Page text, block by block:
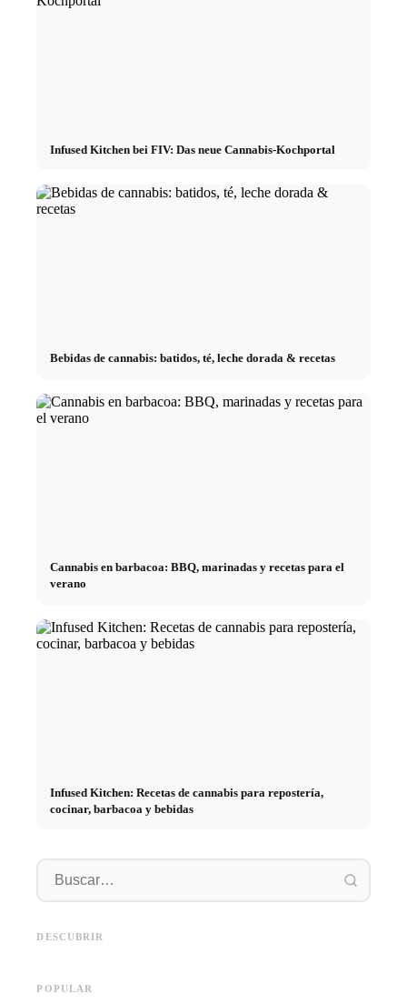
Infused Kitchen bei FIV: Das neue Cannabis-Kochportal
Bebidas de cannabis: batidos, té, leche dorada & recetas
Cannabis en barbacoa: BBQ, marinadas y recetas para el
verano
Infused Kitchen: Recetas de cannabis para repostería,
cocinar, barbacoa y bebidas
DESCUBRIR
Online Marketing
POPULAR